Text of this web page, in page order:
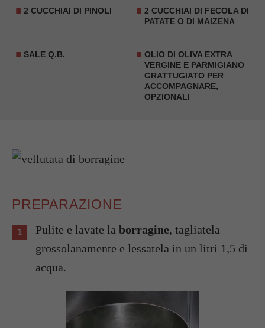
2 CUCCHIAI DI PINOLI
2 CUCCHIAI DI FECOLA DI
PATATE O DI MAIZENA
SALE Q.B.
OLIO DI OLIVA EXTRA
VERGINE E PARMIGIANO
GRATTUGIATO PER
ACCOMPAGNARE,
OPZIONALI
PREPARAZIONE
Pulite e lavate la borragine, tagliatela
grossolanamente e lessatela in un litri 1,5 di
acqua.